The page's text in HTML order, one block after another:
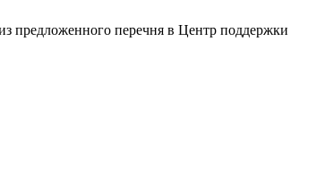
предложенного перечня в Центр поддержки